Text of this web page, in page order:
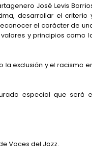
José Levis
desarrollar el criterio
el carácter de
y principios como
exclusión y el racismo
especial que será
Voces del Jazz.